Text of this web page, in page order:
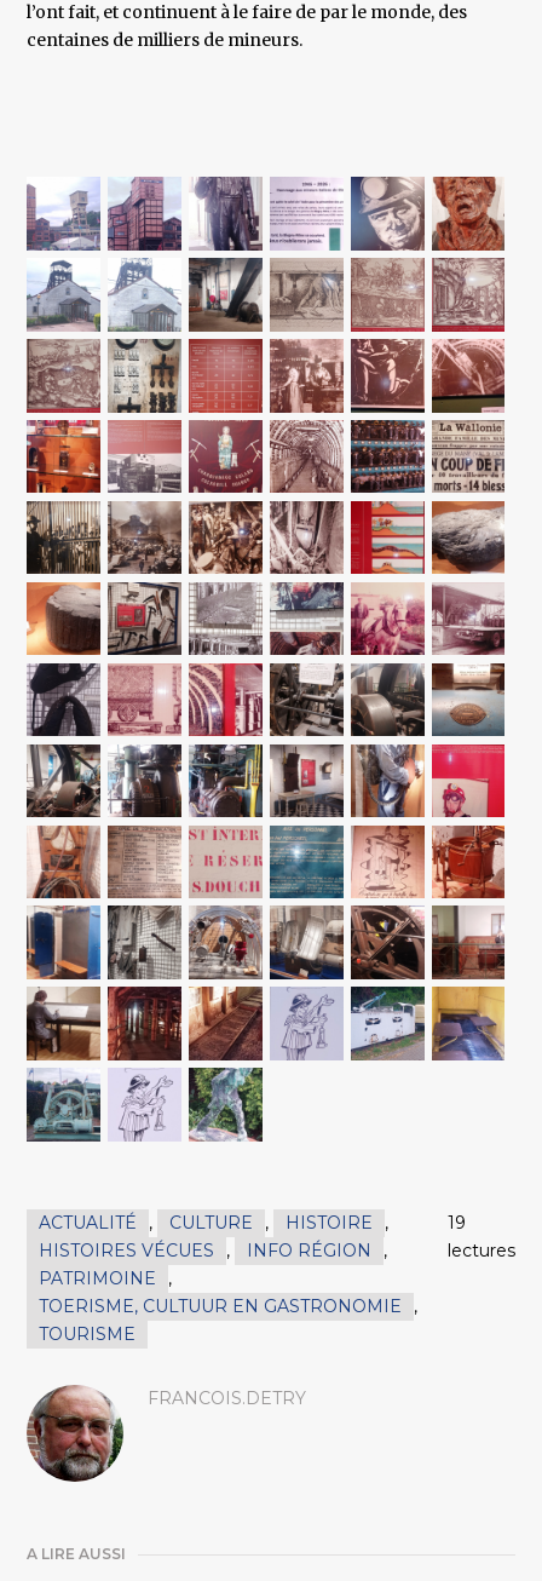
l’ont fait, et continuent à le faire de par le monde, des
centaines de milliers de mineurs.
ACTUALITÉ , CULTURE , HISTOIRE
,
HISTOIRES VÉCUES
, INFO RÉGION
,
PATRIMOINE
,
TOERISME, CULTUUR EN GASTRONOMIE
,
TOURISME
19
lectures
FRANCOIS.DETRY
A LIRE AUSSI